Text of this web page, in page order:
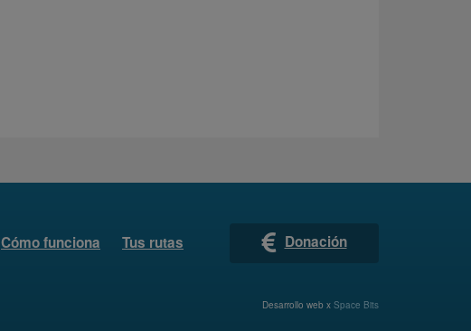
Cómo funciona Tus rutas Donación
Desarrollo web x Space Bits